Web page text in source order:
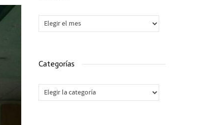
Archivos
Categorías
Categorías